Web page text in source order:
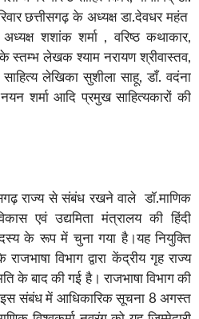
छत्तीसगढ़ के अध्यक्ष डा.देवधर महंत
शशांक शर्मा , वरिष्ठ कथाकार,
स्तम्भ लेखक श्याम नरायण श्रीवास्तव,
लेखिका सुशीला साहू, डाँ. वदंना
शर्मा आदि प्रमुख साहित्यकारों की
राज्य से संबंध रखने वाले डॉ.माणिक
एवं उद्यमिता मंत्रालय की हिंदी
के रूप में चुना गया है।यह नियुक्ति
विभाग द्वारा केंद्रीय गृह राज्य
के बाद की गई है। राजभाषा विभाग की
इस संबंध में आधिकारिक सूचना 8 अगस्त